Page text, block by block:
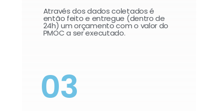
Através dos dados coletados é
então feito e entregue (dentro de
24h) um orçamento com o valor do
PMOC a ser executado.
03